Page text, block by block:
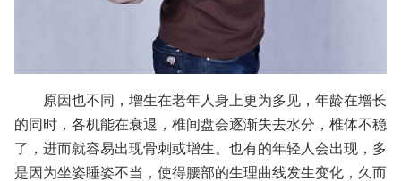
原因也不同，增生在老年人身上更为多见，年龄在增长
的同时，各机能在衰退，椎间盘会逐渐失去水分，椎体不稳
了，进而就容易出现骨刺或增生。也有的年轻人会出现，多
是因为坐姿睡姿不当，使得腰部的生理曲线发生变化，久而